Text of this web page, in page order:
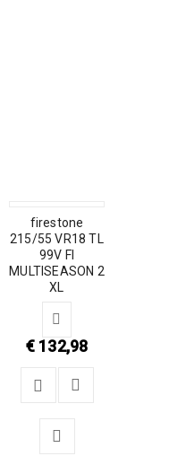
firestone
215/55 VR18 TL
99V FI
MULTISEASON 2
XL
€132,98